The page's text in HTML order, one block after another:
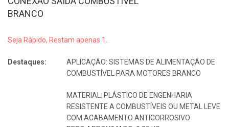
BRANCO
Seja Rápido, Restam apenas 1.
Destaques:
APLICAÇÃO: SISTEMAS DE ALIMENTAÇÃO DE
COMBUSTÍVEL PARA MOTORES BRANCO
MATERIAL: PLÁSTICO DE ENGENHARIA
RESISTENTE A COMBUSTÍVEIS OU METAL LEVE
COM ACABAMENTO ANTICORROSIVO